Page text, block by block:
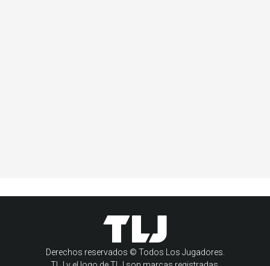
Derechos reservados © Todos Los Jugadores.